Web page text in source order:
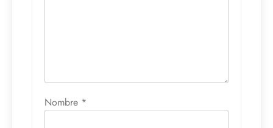
Nombre *